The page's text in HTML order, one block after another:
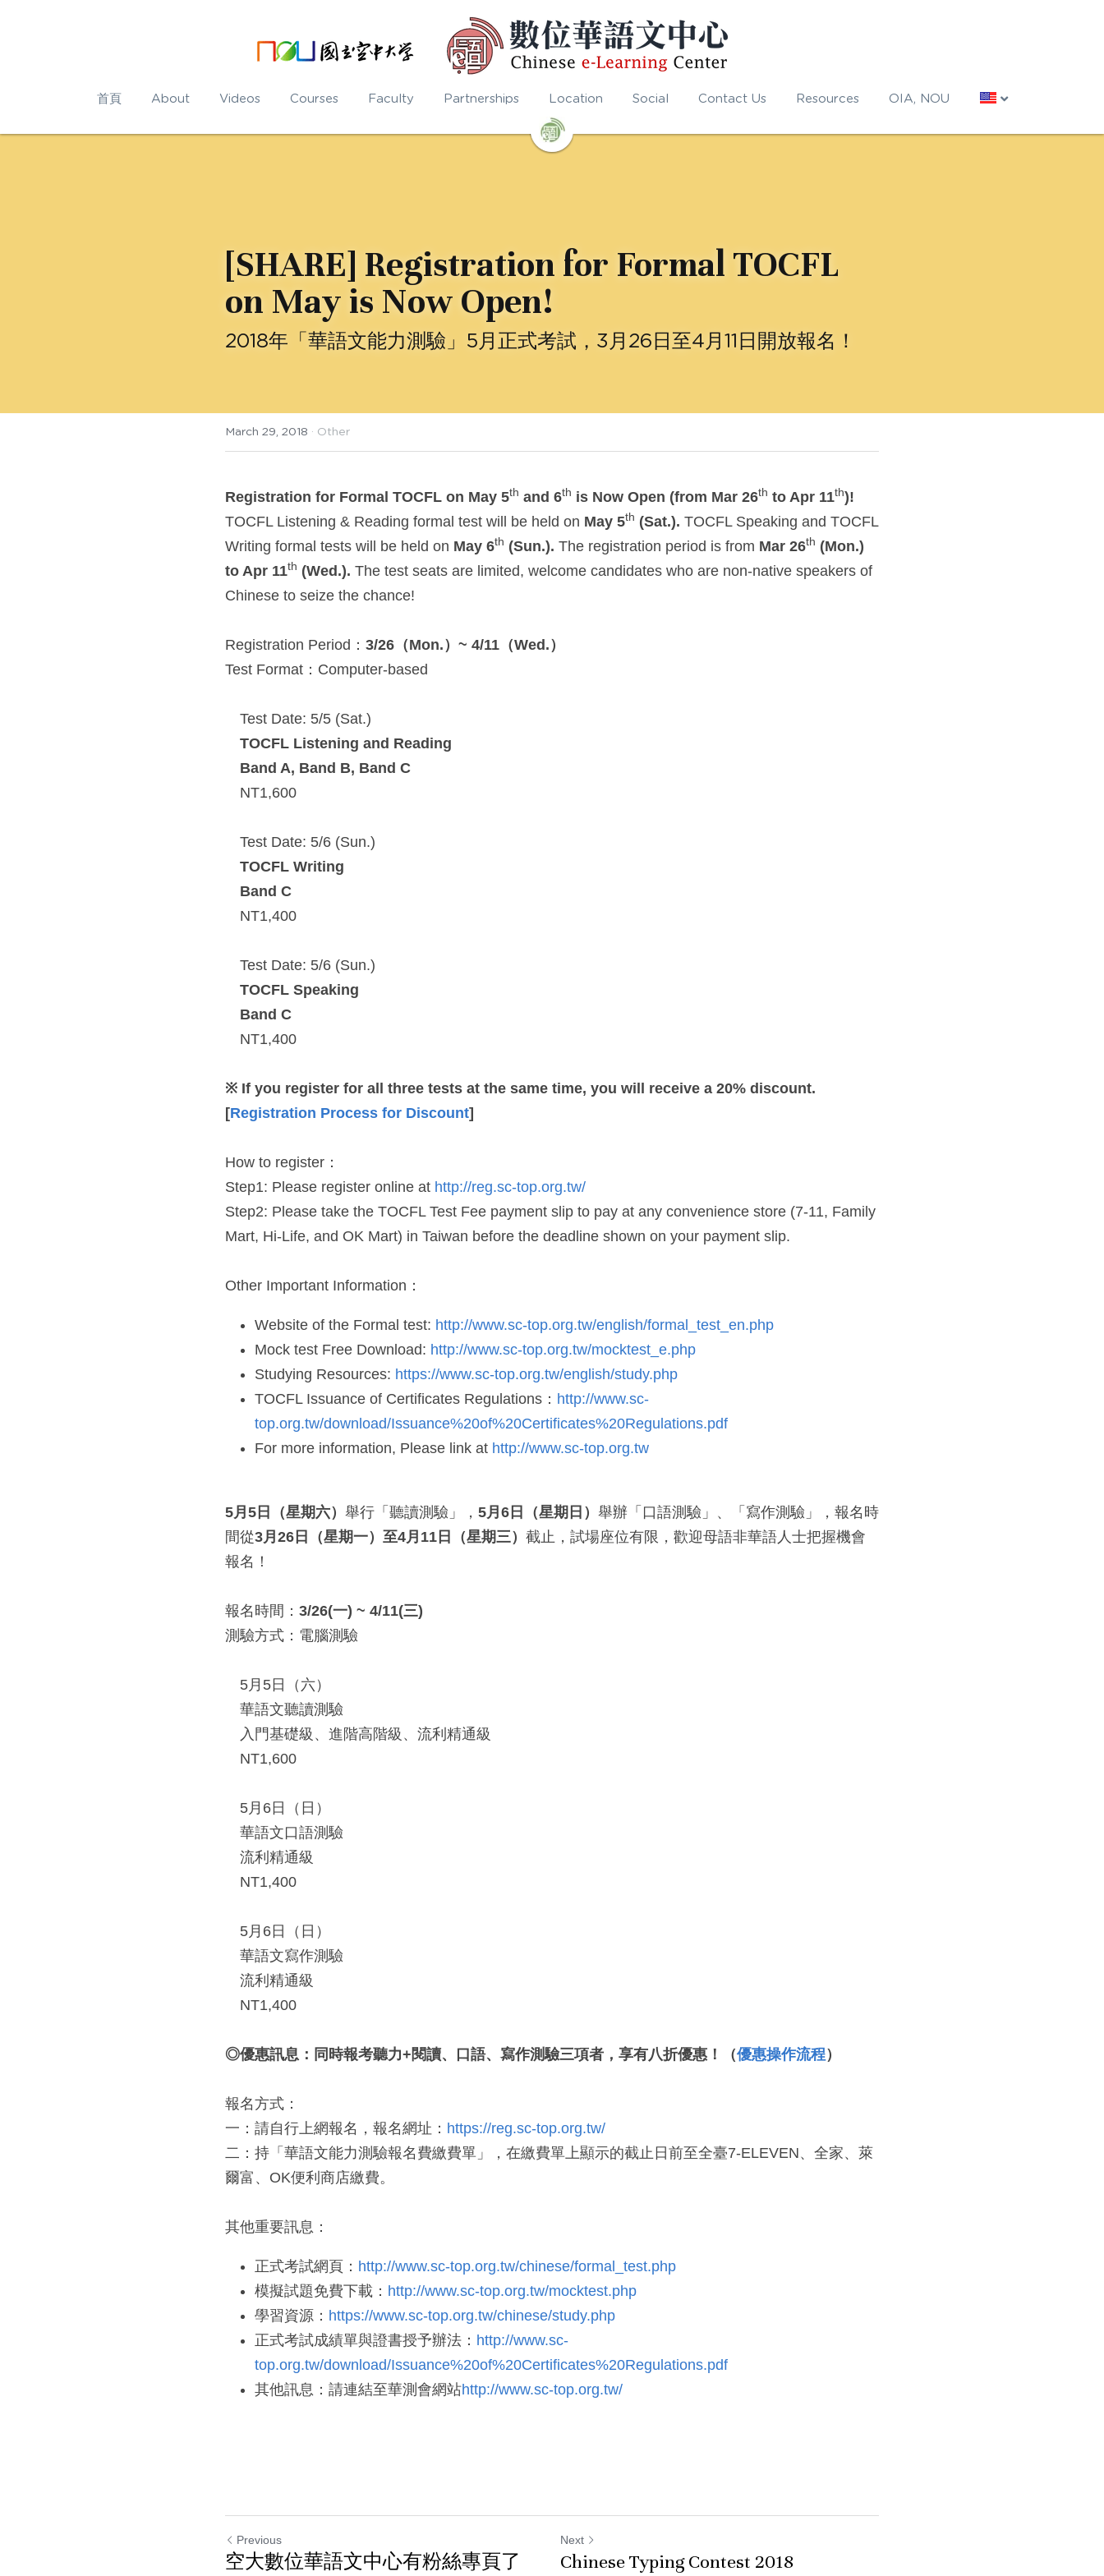
首頁 About Videos Courses Faculty Partnerships Location Social Contact Us Resources OIA, NOU
[SHARE] Registration for Formal TOCFL
on May is Now Open!
2018年「華語文能力測驗」5月正式考試，3月26日至4月11日開放報名！
March 29, 2018 · Other
Registration for Formal TOCFL on May 5th and 6th is Now Open (from Mar 26th to Apr 11th)!
TOCFL Listening & Reading formal test will be held on May 5th (Sat.). TOCFL Speaking and TOCFL
Writing formal tests will be held on May 6th (Sun.). The registration period is from Mar 26th (Mon.)
to Apr 11th (Wed.). The test seats are limited, welcome candidates who are non-native speakers of
Chinese to seize the chance!
Registration Period： 3/26 （Mon.） ~ 4/11 （Wed.）
Test Format：Computer-based
Test Date: 5/5 (Sat.)
TOCFL Listening and Reading
Band A, Band B, Band C
NT1,600
Test Date: 5/6 (Sun.)
TOCFL Writing
Band C
NT1,400
Test Date: 5/6 (Sun.)
TOCFL Speaking
Band C
NT1,400
※ If you register for all three tests at the same time, you will receive a 20% discount.
[Registration Process for Discount]
How to register：
Step1: Please register online at http://reg.sc-top.org.tw/
Step2: Please take the TOCFL Test Fee payment slip to pay at any convenience store (7-11, Family
Mart, Hi-Life, and OK Mart) in Taiwan before the deadline shown on your payment slip.
Other Important Information：
Website of the Formal test: http://www.sc-top.org.tw/english/formal_test_en.php
Mock test Free Download: http://www.sc-top.org.tw/mocktest_e.php
Studying Resources: https://www.sc-top.org.tw/english/study.php
TOCFL Issuance of Certificates Regulations： http://www.sc-
top.org.tw/download/Issuance%20of%20Certificates%20Regulations.pdf
For more information, Please link at http://www.sc-top.org.tw
5月 5 日（星期六） 舉行「聽讀測驗」， 5月 6 日（星期日） 舉辦「口語測驗」、「寫作測驗」，報名時
間從3月 26 日（星期一）至4月 11 日（星期三） 截止，試場座位有限，歡迎母語非華語人士把握機會
報名！
報名時間： 3/26(一) ~ 4/11(三)
測驗方式：電腦測驗
5月5日（六）
華語文聽讀測驗
入門基礎級、進階高階級、流利精通級
NT1,600
5月6日（日）
華語文口語測驗
流利精通級
NT1,400
5月6日（日）
華語文寫作測驗
流利精通級
NT1,400
◎優惠訊息：同時報考聽力+閱讀、口語、寫作測驗三項者，享有八折優惠！ （優惠操作流程）
報名方式：
一：請自行上網報名，報名網址： https://reg.sc-top.org.tw/
二：持「華語文能力測驗報名費繳費單」，在繳費單上顯示的截止日前至全臺7-ELEVEN、全家、萊
爾富、OK便利商店繳費。
其他重要訊息：
正式考試網頁： http://www.sc-top.org.tw/chinese/formal_test.php
模擬試題免費下載： http://www.sc-top.org.tw/mocktest.php
學習資源： https://www.sc-top.org.tw/chinese/study.php
正式考試成績單與證書授予辦法： http://www.sc-
top.org.tw/download/Issuance%20of%20Certificates%20Regulations.pdf
其他訊息：請連結至華測會網站http://www.sc-top.org.tw/
Previous
空大數位華語文中心有粉絲專頁了
Next
Chinese Typing Contest 2018